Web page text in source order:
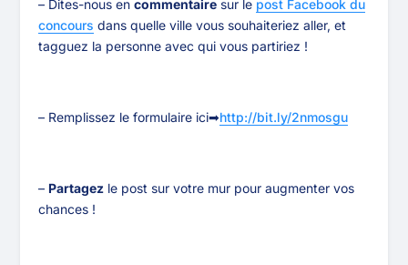
– Dites-nous encommentaire sur le post Facebook du
concours dans quelle ville vous souhaiteriez aller, et
tagguez la personne avec qui vous partiriez !
– Remplissez le formulaire ici➡http://bit.ly/2nmosgu
– Partagez le post sur votre mur pour augmenter vos
chances !